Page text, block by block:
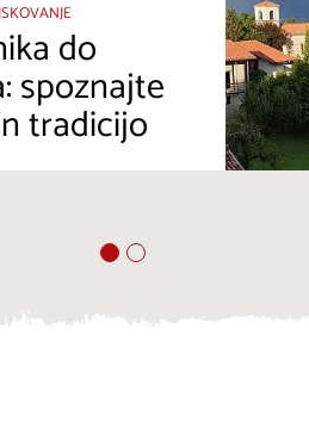
do
spoznajte
tradicijo